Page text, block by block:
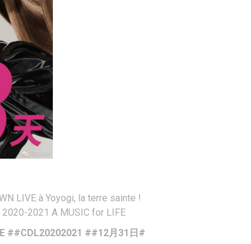
LIVE à Yoyogi, la terre sainte !
2020-2021 A MUSIC for LIFE
##CDL20202021 ##12月31日#